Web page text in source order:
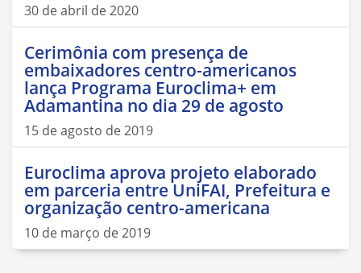
30 de abril de 2020
Cerimônia com presença de
embaixadores centro-americanos
lança Programa Euroclima+ em
Adamantina no dia 29 de agosto
15 de agosto de 2019
Euroclima aprova projeto elaborado
em parceria entre UniFAI, Prefeitura e
organização centro-americana
10 de março de 2019